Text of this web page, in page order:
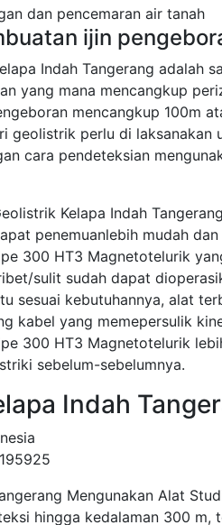
dan pencemaran air tanah
ijin
Indah Tangerang adalah
yang mana mencangkup
mencangkup 100m
geolistrik perlu di laksanakan
cara pendeteksian
Kelapa Indah
penemuanlebih mudah
300 HT3 Magnetotelurik
sulit sudah dapat
sesuai kebutuhannya, alat
kabel yang memepersulik
300 HT3 Magnetotelurik
sebelum-sebelumnya.
Indah
Mengunakan Alat
hingga kedalaman 300 m,